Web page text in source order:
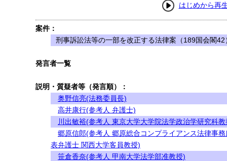
はじめから再
案件：
刑事訴訟法等の一部を改正する法律案（189国会閣42
発言者一覧
説明・質疑者等（発言順）：
奥野信亮(法務委員長)
高井康行(参考人 弁護士)
川出敏裕(参考人 東京大学大学院法学政治学研究科
郷原信郎(参考人 郷原総合コンプライアンス法律事務
表弁護士 関西大学客員教授)
笹倉香奈(参考人 甲南大学法学部准教授)